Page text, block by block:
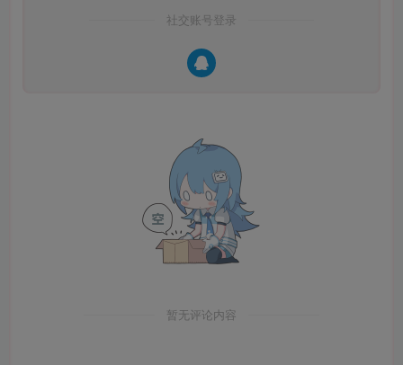
社交账号登录
暂无评论内容